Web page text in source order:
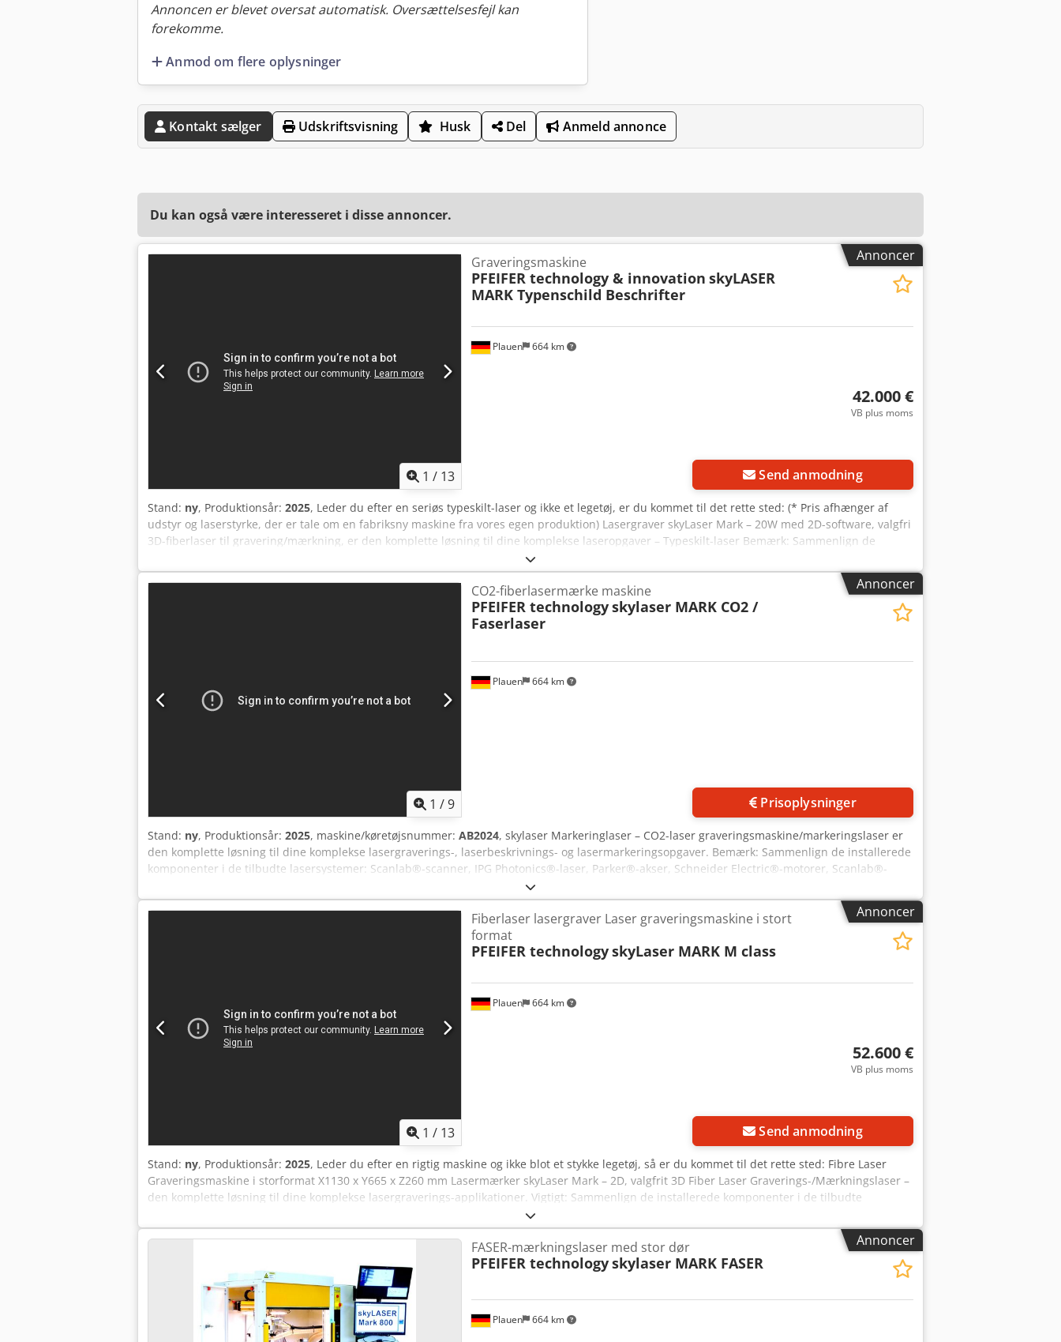
Annoncen er blevet oversat automatisk. Oversættelsesfejl kan
forekomme.
Anmod om flere oplysninger
Kontakt sælger Udskriftsvisning Husk Del Anmeld annonce
Du kan også være interesseret i disse annoncer.
Annoncer
1 / 13
Plauen 664 km
Graveringsmaskine
PFEIFER technology & innovation skyLASER
MARK Typenschild Beschrifter
42.000 €
VB plus moms
Send anmodning
Stand: ny, Produktionsår: 2025, Leder du efter en seriøs typeskilt-laser og ikke et legetøj, er du kommet til det rette sted: (* Pris afhænger af
udstyr og laserstyrke, der er tale om en fabriksny maskine fra vores egen produktion) Lasergraver skyLaser Mark – 20W med 2D-software, valgfri
3D-fiberlaser til gravering/mærkning, er den komplette løsning til dine komplekse laseropgaver – Typeskilt-laser Bemærk: Sammenlign de
indbyggede komponenter i de tilbudte lasersystemer. Vi anvender udelukkende Scanlab®-scanner, IPG Photonics®-laser, Parker®-akse,
Schneider Electric®-motorer, Scanlab®-controller, tysk software og tyske kabler – kun komponenter fra tysk produktion! Maskinerne fremstilles
100 % efter kundespecifikation i vores fabrik i Plauen. Konkurrenterne anvender ofte kinesiske komponenter (allerede controlleren f.eks. EZCAD
er fra Kina!) (* Prisen kan variere afhængigt af udstyr; billederne viser forskellige konfigurationsmuligheder; du modtager altid en fabriksny
laser fra vores egen produktion) Ideel løsning til: - Produktmærkning - Lasermærkning - Lasergravering - Laser-rensning - Materiale-fjernelse via
uanset emnets hårdhed. Det mobile og tilpassede arbejdsbord øger systemets fleksibilitet. Systemet kan let integreres i din eksisterende
produktion, eller fungere som stand-alone løsning. skyLaser Mark laver meget præcise og varige mærkninger (graveringer), og er ideelt til
metalskilte og bestemte organiske materialer. En bred vifte af fonte, stregkoder, serienumre, logoer og billeder kan påføres uden problemer.
drift. skyLaser mærknings-/graveringslaser – overblik: - Bearbejdningsområde: fra 110 x 110 / 120 x 120 eller 300 x 300 mm (F-Theta-linser efter
behov/3D-option) - Laser: IPG (pulseret fiberlaser, YTTERBIUM PULSED FIBER LASER) Chjdpfxjdgfgce Alysa - SCANLAB galvanometerscanner -
Nom. laserstyrke: 20W
Annoncer
1 /9
Plauen 664 km
CO2-fiberlasermærke maskine
PFEIFER technologyskylaser MARK CO2 /
Faserlaser
Prisoplysninger
Stand: ny, Produktionsår: 2025, maskine/køretøjsnummer: AB2024, skylaser Markeringlaser – CO2-laser graveringsmaskine/markeringslaser er
den komplette løsning til dine komplekse lasergraverings-, laserbeskrivnings- og lasermarkeringsopgaver. Bemærk: Sammenlign de installerede
komponenter i de tilbudte lasersystemer: Scanlab®-scanner, IPG Photonics®-laser, Parker®-akser, Schneider Electric®-motorer, Scanlab®-
controller, tysk software og kabler – alle komponenter udelukkende fra tysk produktion! Lasersystemerne bliver fremstillet 100% efter kundens
krav på vores fabrik i Plauen. Chjdpfxj Sd Trs Alyja Konkurrenter anvender ofte kinesiske komponenter (det starter ofte allerede ved controlleren
– EZCAD har kinesisk oprindelse!). (* Prisangivelser afhænger af udstyr; dette er en fabriksny lasermaskine fra vores egen produktion) Vores
skyLaser Mark anvendes præcist der, hvor konventionel CO2-laserteknologi når sine grænser. Med det brugertilpassede og mobile arbejdsbord
øges systemets fleksibilitet. Systemet kan let integreres i din produktionslinje eller anvendes som en stand-alone løsning. Vores skylaser MARK-
og organiske materialer. Det er let at bruge mange forskellige skrifttyper, påføre stregkoder, serienumre, logoer og billeder. Takket være den
fremragende opløsning kan næsten alle mærkningsopgaver håndteres. Softwaren er ekstremt brugervenlig. Selv meget komplekse og krævende
markeringsopgaver kan nemt oprettes på den medfølgende industripc. Præcis positionering klares hurtigt takket være den integrerede
positionslaser. Da systemet næsten ikke har sliddele og takket være IPG Photonics/IPG Laser GmbH fiberlaserteknologi stort set er
vedligeholdelsesfrit, er det særligt egnet til industrielle applikationer og til kontinuert drift. - Arbejdsområde: 110x110 mm eller andre, f.eks.
175x175 mm (afhængig af F-Theta-linser), valgfrit - Lyskilde: IPG-laser, alternativt andre afhængig af anvendelse - Laser-effekt: 20W, valgfrit
pc inkl. præinstalleret styringssoftware - Positionslaser: integreret diodelaser for optimal positionering - Valgfrit: kamerapositionering, 3D-
bearbejdning, databaseintegration - Næsten vedligeholdelsesfri
Annoncer
1 / 13
Plauen 664 km
Fiberlaser lasergraver Laser graveringsmaskine i stort
format
PFEIFER technologyskyLaser MARK M class
52.600 €
VB plus moms
Send anmodning
Stand: ny, Produktionsår: 2025, Leder du efter en rigtig maskine og ikke blot et stykke legetøj, så er du kommet til det rette sted: Fibre Laser
Graveringsmaskine i storformat X1130 x Y665 x Z260 mm Lasermærker skyLaser Mark – 2D, valgfrit 3D Fiber Laser Graverings-/Mærkningslaser –
den komplette løsning til dine komplekse lasergraverings-applikationer. Vigtigt: Sammenlign de installerede komponenter i de tilbudte
lasersystemer: Scanlab® scanner, IPG Photonics® laser, Parker® akser, Schneider Electric® motorer, Scanlab® controller, tysk software, kabler
– alle komponenter udelukkende fra tysk produktion! Laseranlæggene fremstilles efter kundens specifikationer 100 % på vores fabrik i Plauen!
Chodpfx Aef U Spxelyja Konkurrenter benytter ofte kinesiske komponenter (allerede controlleren – EZCAD – er af kinesisk oprindelse!) (* Priser
afhænger af udstyr, der er tale om en fabrikny laserskæremaskine fra egen produktion) Vores skyLaser Mark systemer benyttes præcis dér, hvor
konventionel CO2-laserteknologi har sine begrænsninger. Med fiberlaseren og en bølgelængde på 1064 nm kan selv de fineste strukturer
realiseres i næsten alle materialer. I modsætning til traditionelle fræsemetoder arbejder laseren berøringsfrit, uden kraftpåvirkning og uden
værktøjsslid. Fordelene er geometrisk fleksibilitet og ekstremt høj bearbejdningsnøjagtighed. Uafhængigt af materialets hårdhed kan denne
bearbejdningsmetode anvendes. Den mobile og kundetilpassede arbejdsbord øger systemets fleksibilitet – det kan nemt integreres i en
Annoncer
Plauen 664 km
FASER-mærkningslaser med stor dør
PFEIFER technologyskylaser MARK FASER